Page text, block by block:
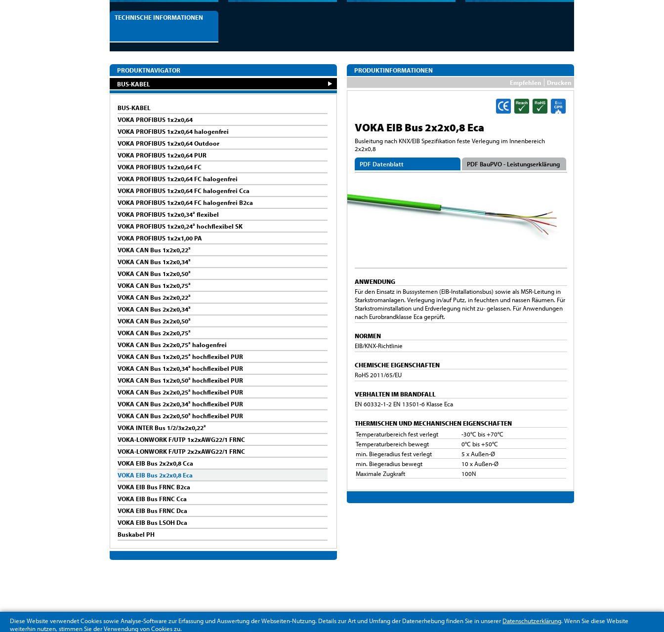
TECHNISCHE INFORMATIONEN
PRODUKTNAVIGATOR
BUS-KABEL
BUS-KABEL
VOKA PROFIBUS 1x2x0,64
VOKA PROFIBUS 1x2x0,64 halogenfrei
VOKA PROFIBUS 1x2x0,64 Outdoor
VOKA PROFIBUS 1x2x0,64 PUR
VOKA PROFIBUS 1x2x0,64 FC
VOKA PROFIBUS 1x2x0,64 FC halogenfrei
VOKA PROFIBUS 1x2x0,64 FC halogenfrei Cca
VOKA PROFIBUS 1x2x0,64 FC halogenfrei B2ca
VOKA PROFIBUS 1x2x0,34² flexibel
VOKA PROFIBUS 1x2x0,24² hochflexibel SK
VOKA PROFIBUS 1x2x1,00 PA
VOKA CAN Bus 1x2x0,22²
VOKA CAN Bus 1x2x0,34²
VOKA CAN Bus 1x2x0,50²
VOKA CAN Bus 1x2x0,75²
VOKA CAN Bus 2x2x0,22²
VOKA CAN Bus 2x2x0,34²
VOKA CAN Bus 2x2x0,50²
VOKA CAN Bus 2x2x0,75²
VOKA CAN Bus 2x2x0,75² halogenfrei
VOKA CAN Bus 1x2x0,25² hochflexibel PUR
VOKA CAN Bus 1x2x0,34² hochflexibel PUR
VOKA CAN Bus 1x2x0,50² hochflexibel PUR
VOKA CAN Bus 2x2x0,25² hochflexibel PUR
VOKA CAN Bus 2x2x0,34² hochflexibel PUR
VOKA CAN Bus 2x2x0,50² hochflexibel PUR
VOKA INTER Bus 1/2/3x2x0,22²
VOKA-LONWORK F/UTP 1x2xAWG22/1 FRNC
VOKA-LONWORK F/UTP 2x2xAWG22/1 FRNC
VOKA EIB Bus 2x2x0,8 Cca
VOKA EIB Bus 2x2x0,8 Eca
VOKA EIB Bus FRNC B2ca
VOKA EIB Bus FRNC Cca
VOKA EIB Bus FRNC Dca
VOKA EIB Bus LSOH Dca
Buskabel PH
PRODUKTINFORMATIONEN
Empfehlen
Drucken
VOKA EIB Bus 2x2x0,8 Eca
Busleitung nach KNX/EIB Spezifikation feste Verlegung im Innenbereich
2x2x0,8
PDF Datenblatt
PDF BauPVO - Leistungserklärung
ANWENDUNG
Für den Einsatz in Bussystemen (EIB-Installationsbus) sowie als MSR-Leitung in
Starkstromanlagen. Verlegung in/auf Putz, in feuchten und nassen Räumen. Für
Starkstrominstallation und Erdverlegung nicht zu- gelassen. Für Anwendungen
nach Eurobrandklasse Eca geprüft.
NORMEN
EIB/KNX-Richtlinie
CHEMISCHE EIGENSCHAFTEN
RoHS 2011/65/EU
VERHALTEN IM BRANDFALL
EN 60332-1-2 EN 13501-6 Klasse Eca
THERMISCHEN UND MECHANISCHEN EIGENSCHAFTEN
Temperaturbereich fest verlegt
-30°C bis +70°C
Temperaturbereich bewegt
0°C bis +50°C
min. Biegeradius fest verlegt
5 x Außen-Ø
min. Biegeradius bewegt
10 x Außen-Ø
Maximale Zugkraft
100N
Diese Website verwendet Cookies sowie Analyse-Software zur Erfassung und Auswertung der Webseiten-Nutzung. Details zur Art und Umfang der Datenerhebung finden Sie in unserer Datenschutzerklärung. Wenn Sie diese Website
weiterhin nutzen, stimmen Sie der Verwendung von Cookies zu.